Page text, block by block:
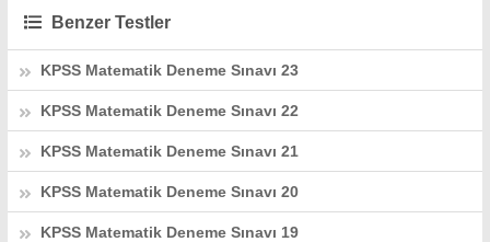
Benzer Testler
KPSS Matematik Deneme Sınavı 23
KPSS Matematik Deneme Sınavı 22
KPSS Matematik Deneme Sınavı 21
KPSS Matematik Deneme Sınavı 20
KPSS Matematik Deneme Sınavı 19